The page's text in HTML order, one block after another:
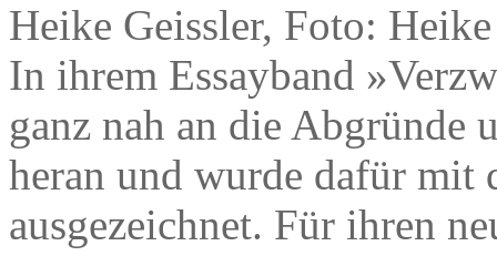
Heike Geissler, Foto:
In ihrem Essayband
ganz nah an die Abgründe
heran und wurde dafür mit
ausgezeichnet. Für ihren